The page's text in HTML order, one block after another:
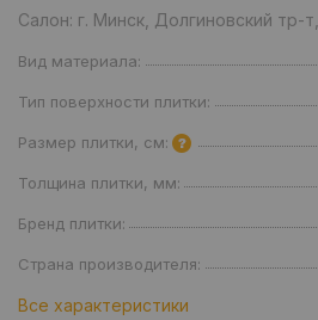
Салон: г. Минск, Долгиновский тр-
Вид материала:
Тип поверхности плитки:
Размер плитки, см:
Толщина плитки, мм:
Бренд плитки:
Страна производителя:
Все характеристики